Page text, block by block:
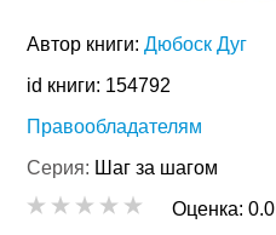
Автор книги:Дюбоск Дуг
id книги: 154792
Правообладателям
Серия: Шаг за шагом
Оценка:0.0